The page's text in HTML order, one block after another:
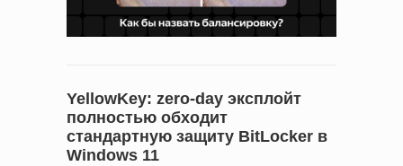
YellowKey: zero-day эксплойт
полностью обходит
стандартную защиту BitLocker в
Windows 11